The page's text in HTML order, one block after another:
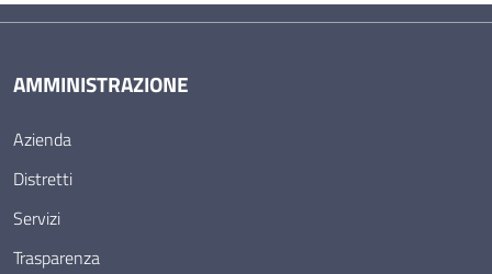
AMMINISTRAZIONE
Azienda
Distretti
Servizi
Trasparenza